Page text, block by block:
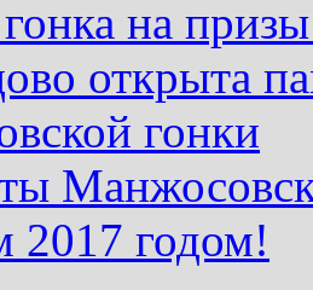
на
открыта
гонки
годом!